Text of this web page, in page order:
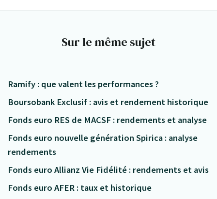
Sur le même sujet
Ramify : que valent les performances ?
Boursobank Exclusif : avis et rendement historique
Fonds euro RES de MACSF : rendements et analyse
Fonds euro nouvelle génération Spirica : analyse
rendements
Fonds euro Allianz Vie Fidélité : rendements et avis
Fonds euro AFER : taux et historique